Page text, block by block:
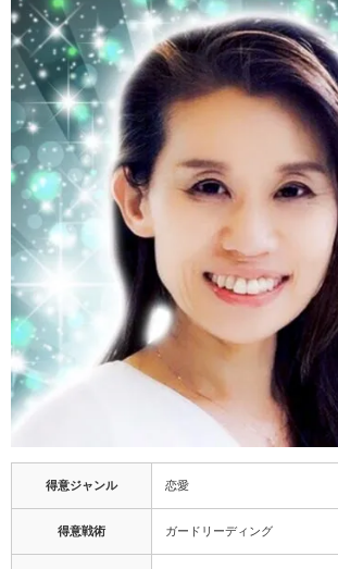
得意ジャンル 恋愛
得意戦術 ガードリーディング